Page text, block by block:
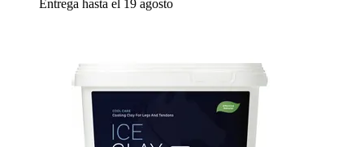
Entrega hasta el 19 agosto